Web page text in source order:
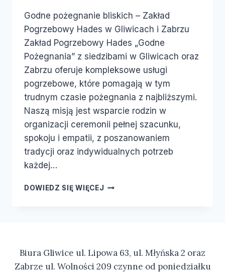
Godne pożegnanie bliskich – Zakład
Pogrzebowy Hades w Gliwicach i Zabrzu
Zakład Pogrzebowy Hades „Godne
Pożegnania” z siedzibami w Gliwicach oraz
Zabrzu oferuje kompleksowe usługi
pogrzebowe, które pomagają w tym
trudnym czasie pożegnania z najbliższymi.
Naszą misją jest wsparcie rodzin w
organizacji ceremonii pełnej szacunku,
spokoju i empatii, z poszanowaniem
tradycji oraz indywidualnych potrzeb
każdej…
DOWIEDZ SIĘ WIĘCEJ
Biura Gliwice ul. Lipowa 63, ul. Młyńska 2 oraz
Zabrze ul. Wolności 209 czynne od poniedziałku